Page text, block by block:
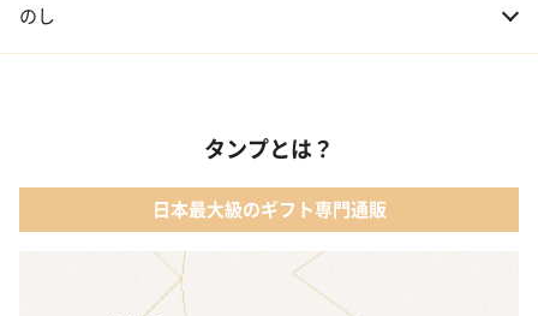
のし
タンプとは？
日本最大級のギフト専門通販